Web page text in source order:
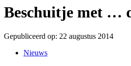
Beschuitje met …
Gepubliceerd op: 22 augustus 2014
Nieuws